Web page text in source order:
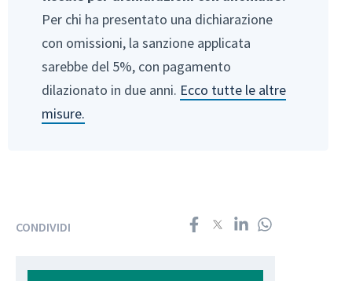
Per chi ha presentato una dichiarazione
con omissioni, la sanzione applicata
sarebbe del 5%, con pagamento
dilazionato in due anni. Ecco tutte le altre
misure.
CONDIVIDI